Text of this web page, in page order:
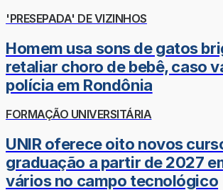
'PRESEPADA' DE VIZINHOS
Homem usa sons de gatos
retaliar choro de bebê, caso
polícia em Rondônia
FORMAÇÃO UNIVERSITÁRIA
UNIR oferece oito novos
graduação a partir de 2027
vários no campo tecnológico